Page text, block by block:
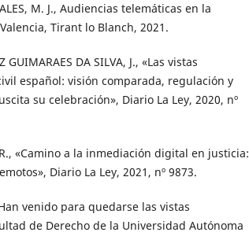
M. J., Audiencias telemáticas en la
Tirant lo Blanch, 2021.
GUIMARAES DA SILVA, J., «Las vistas
español: visión comparada, regulación y
su celebración», Diario La Ley, 2020, nº
R., «Camino a la inmediación digital en justicia:
Diario La Ley, 2021, nº 9873.
venido para quedarse las vistas
de Derecho de la Universidad Autónoma